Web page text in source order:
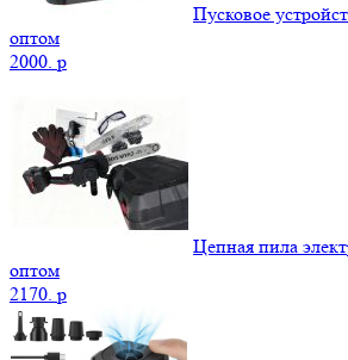
Пусковое
оптом
2000. p
Цепная пила
оптом
2170. p